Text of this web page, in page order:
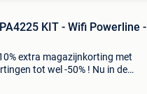
KIT - Wifi Powerline -
extra magazijnkorting met
tot wel -50% ! Nu in de